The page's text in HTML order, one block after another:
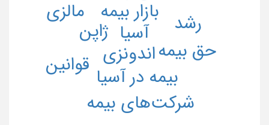
آسیا
اندونزی
بازار بیمه
بیمه در آسیا
حق بیمه
رشد ژاپن
شرکت‌های بیمه
قوانین
مالزی